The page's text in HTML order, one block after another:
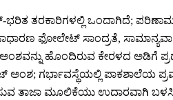
ತರಕಾರಿಗಳಲ್ಲಿ ಒಂದಾಗಿದೆ;
ಫೋಲೇಟ್ ಸಾಂದ್ರತೆ,
ಹೊಂದಿರುವ ಕೇರಳದ ಅಡಿಗೆ
ಗರ್ಭಾವಸ್ಥೆಯಲ್ಲಿ ಪಾಕಶಾಲೆಯ
ತಾಜಾ ಮೂಲಿಕೆಯು ಉದಾರವಾಗಿ